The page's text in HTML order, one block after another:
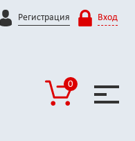
Регистрация Вход
0